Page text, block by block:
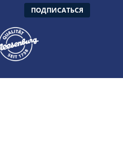
ПОДПИСАТЬСЯ